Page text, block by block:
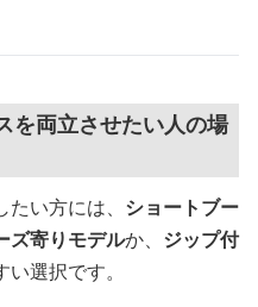
を両立させたい人の場
い方には、 ショートブー
ズ寄りモデルか、 ジップ付
選択です。